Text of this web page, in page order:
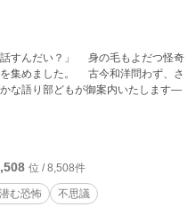
身の毛もよだつ怪奇
集めました。 古今和洋問わず、さ
な語り部どもが御案内いたします―
位 / 8,508件
む恐怖 不思議